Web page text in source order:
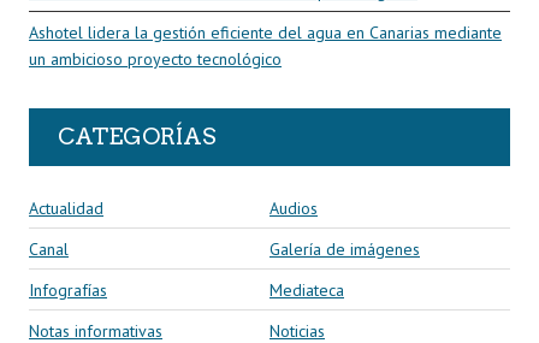
Ashotel lidera la gestión eficiente del agua en Canarias mediante
un ambicioso proyecto tecnológico
CATEGORÍAS
Actualidad
Audios
Canal
Galería de imágenes
Infografías
Mediateca
Notas informativas
Noticias